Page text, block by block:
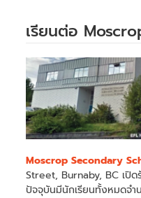
เรียนต่อ
Moscrop Secondary
Street, Burnaby, BC เปิด
ปัจจุบันมีนักเรียนทั้งหมดจำ